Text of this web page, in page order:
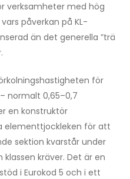
verksamheter med hög
påverkan på KL-
än det generella ”trä
för
normalt 0,65–0,7
en konstruktör
elementtjockleken för att
sektion kvarstår under
kräver. Det är en
i Eurokod 5 och i ett